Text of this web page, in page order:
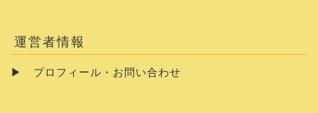
運営者情報
▶ プロフィール・お問い合わせ